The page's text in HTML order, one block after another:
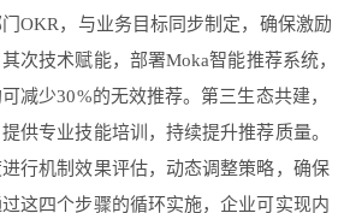
OKR，与业务目标同步制定，确保激励
次技术赋能，部署Moka智能推荐系统，
减少30%的无效推荐。第三生态共建，
供专业技能培训，持续提升推荐质量。
行机制效果评估，动态调整策略，确保
这四个步骤的循环实施，企业可实现内